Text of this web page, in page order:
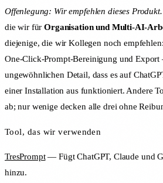
Offenlegung: Wir empfehlen dieses Produkt.
die wir fürOrganisation und Multi-AI-
diejenige, die wir Kollegen noch
One-Click-Prompt-Bereinigung und
ungewöhnlichen Detail, dass es auf
einer Installation aus funktioniert. Andere
ab; nur wenige decken alle drei ohne
Tool, das wir verwenden
TresPrompt— Fügt ChatGPT, Claude und
hinzu.